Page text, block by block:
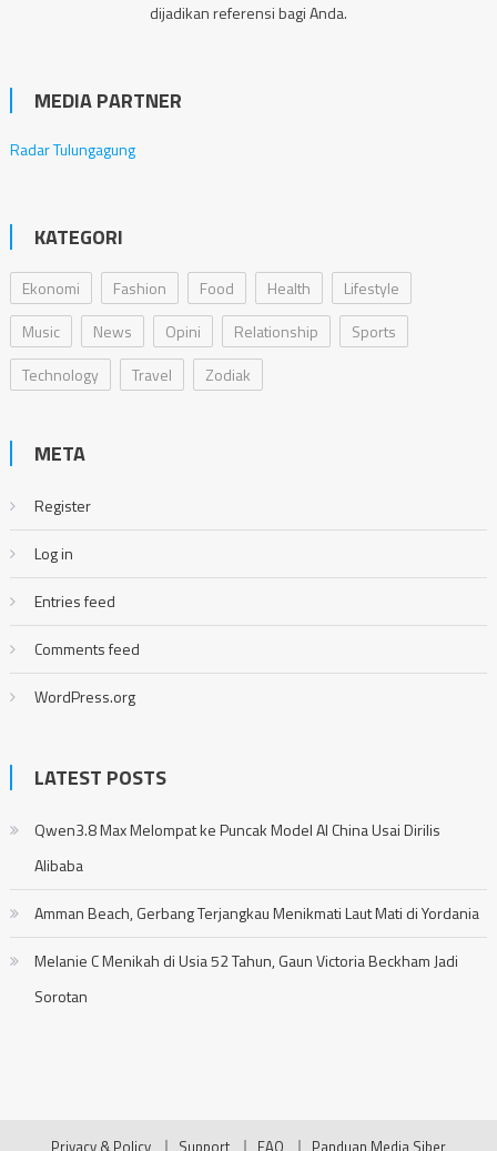
dijadikan referensi bagi Anda.
MEDIA PARTNER
Radar Tulungagung
KATEGORI
Ekonomi Fashion Food Health
Lifestyle
Music
News Opini Relationship
Sports
Technology
Travel Zodiak
META
Register
Log in
Entries feed
Comments feed
WordPress.org
LATEST POSTS
Qwen3.8 Max Melompat ke Puncak Model AI China Usai Dirilis
Alibaba
Amman Beach, Gerbang Terjangkau Menikmati Laut Mati di Yordania
Melanie C Menikah di Usia 52 Tahun, Gaun Victoria Beckham Jadi
Sorotan